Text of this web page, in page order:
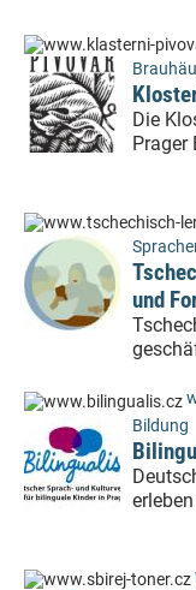
Die
Prager
und
Bildung